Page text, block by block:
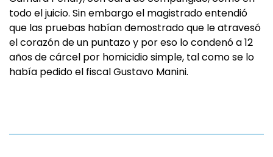
todo el juicio. Sin embargo el magistrado entendió
que las pruebas habían demostrado que le atravesó
el corazón de un puntazo y por eso lo condenó a 12
años de cárcel por homicidio simple, tal como se lo
había pedido el fiscal Gustavo Manini.